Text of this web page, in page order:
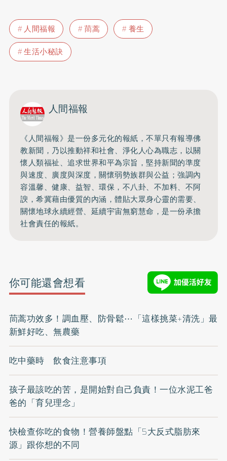
人間福報 茼蒿
養生
生活小秘訣
人間福報
《人間福報》是一份多元化的報紙，不單只有報導佛
教新聞，乃以推動祥和社會、淨化人心為職志，以關
懷人類福祉、追求世界和平為宗旨，堅持新聞的準度
與速度、廣度與深度，關懷弱勢族群與公益；強調內
容溫馨、健康、益智、環保，不八卦、不加料、不阿
諛，希冀藉由優質的內涵，體貼大眾身心靈的需要、
關懷地球永續經營、延續宇宙無窮慧命，是一份承擔
社會責任的報紙。
你可能還會想看
茼蒿功效多！調血壓、防骨鬆⋯「這樣挑菜+清洗」最
新鮮好吃、無農藥
吃中藥時 飲食注意事項
孩子最該吃的苦，是開始對自己負責！一位水泥工爸
爸的「育兒理念」
快檢查你吃的食物！營養師盤點「5大反式脂肪來
源」跟你想的不同